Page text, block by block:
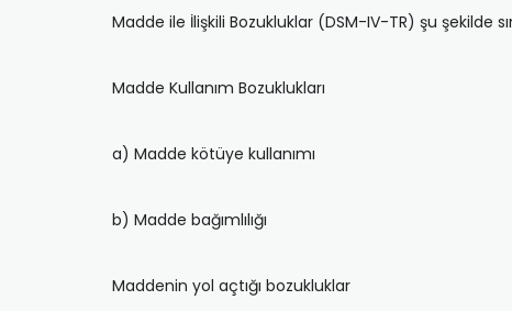
Madde ile İlişkili Bozukluklar (DSM-IV-TR) şu şekilde
Madde Kullanım Bozuklukları
a) Madde kötüye kullanımı
b) Madde bağımlılığı
Maddenin yol açtığı bozukluklar